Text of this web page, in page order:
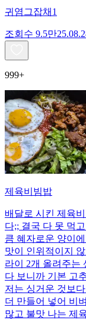
귀염그잡채1
조회수 9.5만
999+
제육비빔밥
배달로 시킨 제육
다;; 결국 다 못 먹
큼 혜자로운 양이
맛이 인위적이지
라이 2개 올려주는
다 보니까 기본 고
저는 싱거운 것보
더 만들어 넣어 비
많고 불맛 나는 제